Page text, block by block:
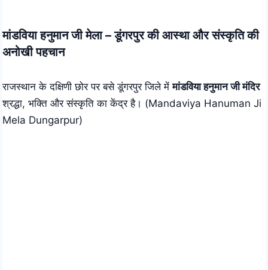
content
मांडविया हनुमान जी मेला – डूंगरपुर की आस्था और संस्कृति की
अनोखी पहचान
राजस्थान के दक्षिणी छोर पर बसे डूंगरपुर जिले मेंमांडविया हनुमान जी मंदिर
श्रद्धा, भक्ति और संस्कृति का केंद्र है। (Mandaviya Hanuman Ji
Mela Dungarpur)